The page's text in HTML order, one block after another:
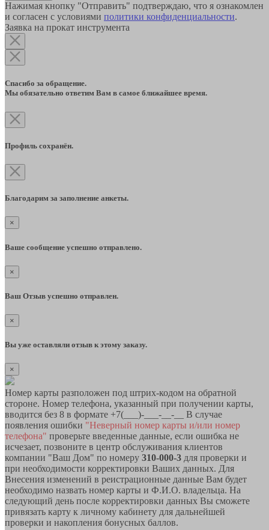
Нажимая кнопку "Отправить" подтверждаю, что я ознакомлен
и согласен с условиями политики конфиденциальности.
Заявка на прокат инструмента
Спасибо за обращение.
Мы обязательно ответим Вам в самое ближайшее время.
Профиль сохранён.
Благодарим за заполнение анкеты.
×
Ваше сообщение успешно отправлено.
×
Ваш Отзыв успешно отправлен.
×
Вы уже оставляли отзыв к этому заказу.
×
Номер карты разположен под штрих-кодом на обратной
стороне. Номер телефона, указанный при получении карты,
вводится без 8 в формате +7(___)-___-__-__ В случае
появления ошибки "Неверный номер карты и/или номер
телефона" проверьте введенные данные, если ошибка не
исчезает, позвоните в центр обслуживания клиентов
компании "Ваш Дом" по номеру 310-000-3 для проверки и
при необходимости корректировки Ваших данных. Для
Внесения изменений в реистрационные данные Вам будет
необходимо назвать номер карты и Ф.И.О. владельца. На
следующий день после корректировки данных Вы сможете
привязать карту к личному кабинету для дальнейшей
проверки и накопления бонусных баллов.